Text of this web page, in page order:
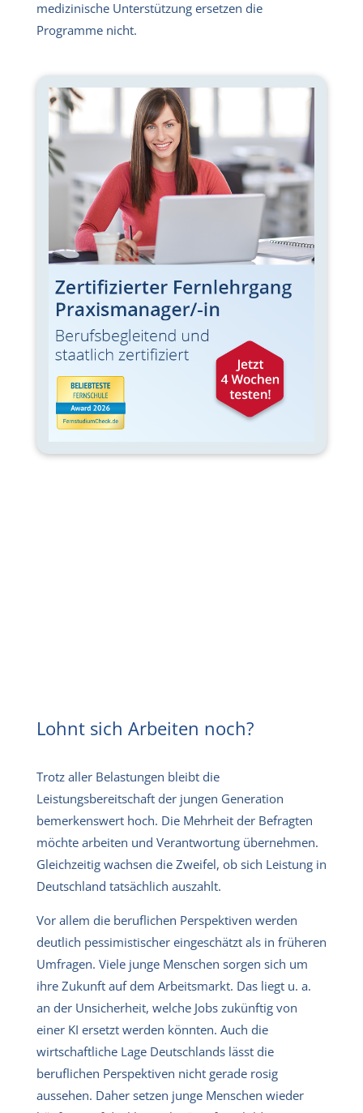
medizinische Unterstützung ersetzen die
Programme nicht.
Lohnt sich Arbeiten noch?
Trotz aller Belastungen bleibt die
Leistungsbereitschaft der jungen Generation
bemerkenswert hoch. Die Mehrheit der Befragten
möchte arbeiten und Verantwortung übernehmen.
Gleichzeitig wachsen die Zweifel, ob sich Leistung in
Deutschland tatsächlich auszahlt.
Vor allem die beruflichen Perspektiven werden
deutlich pessimistischer eingeschätzt als in früheren
Umfragen. Viele junge Menschen sorgen sich um
ihre Zukunft auf dem Arbeitsmarkt. Das liegt u. a.
an der Unsicherheit, welche Jobs zukünftig von
einer KI ersetzt werden könnten. Auch die
wirtschaftliche Lage Deutschlands lässt die
beruflichen Perspektiven nicht gerade rosig
aussehen. Daher setzen junge Menschen wieder